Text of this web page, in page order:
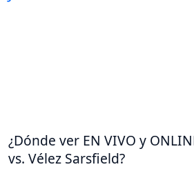
¿Dónde ver EN VIVO y
vs. Vélez Sarsfield?